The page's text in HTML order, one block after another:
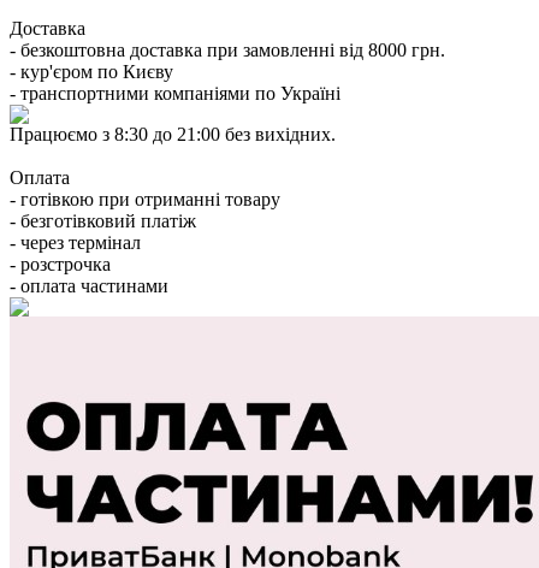
Доставка
- безкоштовна доставка при замовленні від 8000 грн.
- кур'єром по Києву
- транспортними компаніями по Україні
Працюємо з 8:30 до 21:00 без вихідних.
Оплата
- готівкою при отриманні товару
- безготівковий платіж
- через термінал
- розстрочка
- оплата частинами